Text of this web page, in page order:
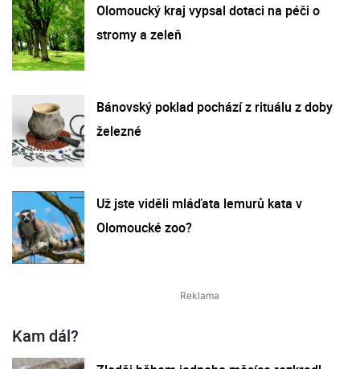
Olomoucký kraj vypsal dotaci na péči o
stromy a zeleň
Bánovský poklad pochází z rituálu z doby
železné
Už jste viděli mláďata lemurů kata v
Olomoucké zoo?
Kam dál?